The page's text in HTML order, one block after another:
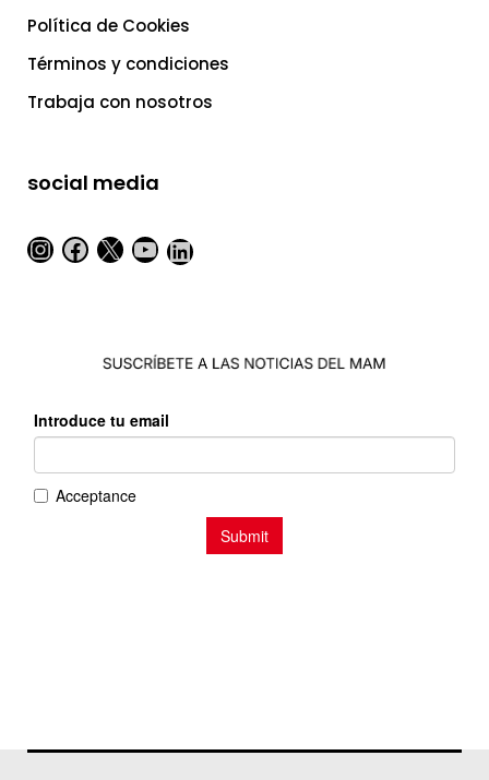
Política de Cookies
Términos y condiciones
Trabaja con nosotros
social media
Instagram
Facebook
X YouTube
LinkedIn